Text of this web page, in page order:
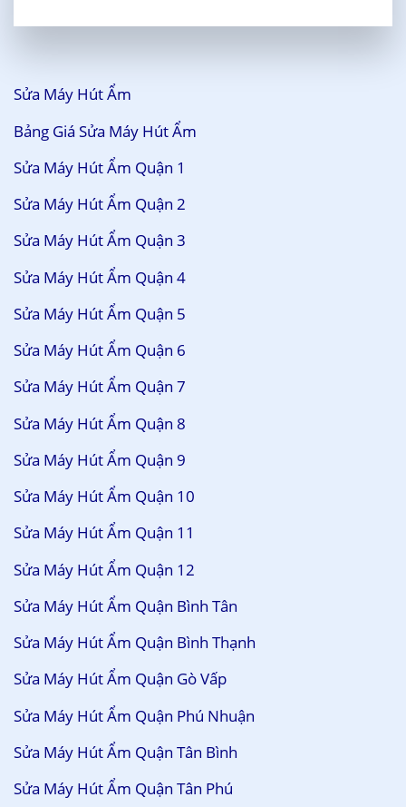
Sửa Máy Hút Ẩm
Bảng Giá Sửa Máy Hút Ẩm
Sửa Máy Hút Ẩm Quận 1
Sửa Máy Hút Ẩm Quận 2
Sửa Máy Hút Ẩm Quận 3
Sửa Máy Hút Ẩm Quận 4
Sửa Máy Hút Ẩm Quận 5
Sửa Máy Hút Ẩm Quận 6
Sửa Máy Hút Ẩm Quận 7
Sửa Máy Hút Ẩm Quận 8
Sửa Máy Hút Ẩm Quận 9
Sửa Máy Hút Ẩm Quận 10
Sửa Máy Hút Ẩm Quận 11
Sửa Máy Hút Ẩm Quận 12
Sửa Máy Hút Ẩm Quận Bình Tân
Sửa Máy Hút Ẩm Quận Bình Thạnh
Sửa Máy Hút Ẩm Quận Gò Vấp
Sửa Máy Hút Ẩm Quận Phú Nhuận
Sửa Máy Hút Ẩm Quận Tân Bình
Sửa Máy Hút Ẩm Quận Tân Phú